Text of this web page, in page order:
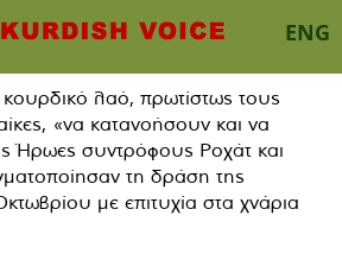
ENG
κουρδικό λαό, πρωτίστως τους
«να κατανοήσουν και να
Ήρωες συντρόφους Ροχάτ και
τη δράση της
με επιτυχία στα χνάρια